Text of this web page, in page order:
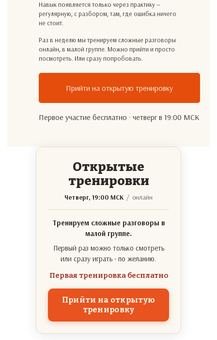
Навык появляется только через практику —
регулярную, с разбором, там, где ошибка ничего
не стоит.
Раз в неделю мы тренируем сложные разговоры
онлайн, в малой группе. Можно прийти и просто
посмотреть. Или сразу попробовать.
Прийти на открытую тренировку
Первое участие бесплатно · четверг в 19:00 МСК
Открытые
тренировки
Четверг, 19:00 МСК / онлайн
Тренируем сложные разговоры в
малой группе.
Первый раз можно только смотреть
или сразу играть - по желанию.
Первая тренировка бесплатно
Прийти на открытую
тренировку